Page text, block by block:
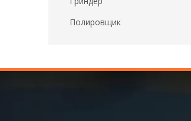
Полировщик